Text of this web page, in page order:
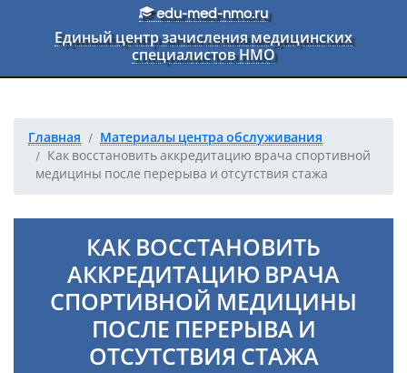
Перейти к основному текстуedu-med-nmo.ru
Единый центр зачисления медицинских
специалистов НМО
Главная
Материалы центра обслуживания
Как восстановить аккредитацию врача спортивной
медицины после перерыва и отсутствия стажа
КАК ВОССТАНОВИТЬ
АККРЕДИТАЦИЮ ВРАЧА
СПОРТИВНОЙ МЕДИЦИНЫ
ПОСЛЕ ПЕРЕРЫВА И
ОТСУТСТВИЯ СТАЖА